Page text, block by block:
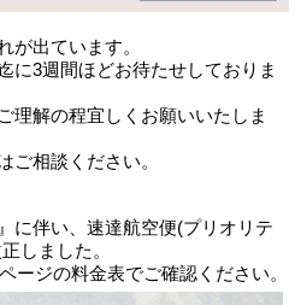
が出ています。
に3週間ほどお待たせしておりま
理解の程宜しくお願いいたしま
ご相談ください。
に伴い、速達航空便(プリオリテ
しました。
ージの料金表でご確認ください。